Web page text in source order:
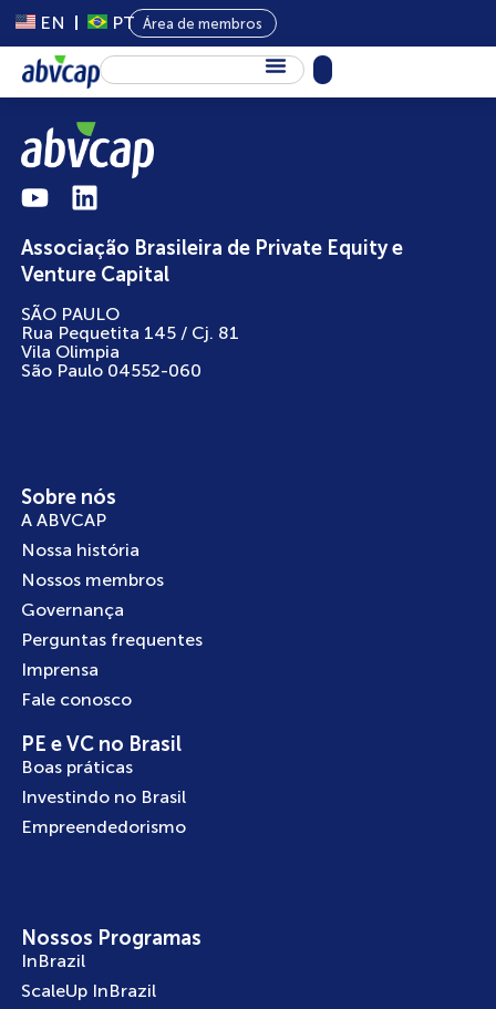
EN PT Área de membros
Sobre Nós
Capital Privado
Programas
Conteúdo
Eventos
Notícias
Associação Brasileira de Private Equity e
Venture Capital
SÃO PAULO
Rua Pequetita 145 / Cj. 81
Vila Olimpia
São Paulo 04552-060
Sobre nós
A ABVCAP
Nossa história
Nossos membros
Governança
Perguntas frequentes
Imprensa
Fale conosco
PE e VC no Brasil
Boas práticas
Investindo no Brasil
Empreendedorismo
Nossos Programas
InBrazil
ScaleUp InBrazil